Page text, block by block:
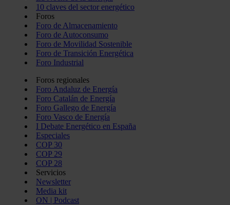
10 claves del sector energético
Foros
Foro de Almacenamiento
Foro de Autoconsumo
Foro de Movilidad Sostenible
Foro de Transición Energética
Foro Industrial
Foros regionales
Foro Andaluz de Energía
Foro Catalán de Energía
Foro Gallego de Energía
Foro Vasco de Energía
I Debate Energético en España
Especiales
COP 30
COP 29
COP 28
Servicios
Newsletter
Media kit
ON | Podcast